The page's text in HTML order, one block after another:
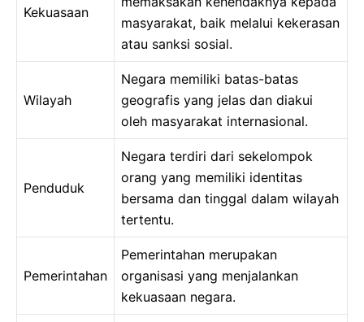
Kekuasaan
masyarakat, baik melalui kekerasan
atau sanksi sosial.
Wilayah
Negara memiliki batas-batas
geografis yang jelas dan diakui
oleh masyarakat internasional.
Penduduk
Negara terdiri dari sekelompok
orang yang memiliki identitas
bersama dan tinggal dalam wilayah
tertentu.
Pemerintahan
Pemerintahan merupakan
organisasi yang menjalankan
kekuasaan negara.